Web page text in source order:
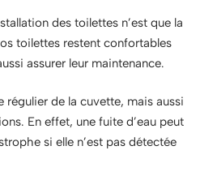
des toilettes n’est que la
toilettes restent confortables
assurer leur maintenance.
régulier de la cuvette, mais aussi
En effet, une fuite d’eau peut
si elle n’est pas détectée